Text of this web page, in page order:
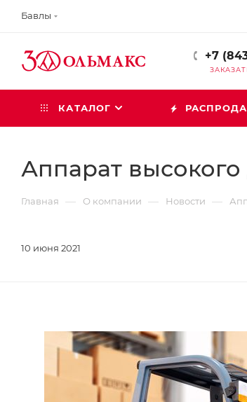
Бавлы
+7
КАТАЛОГ
Аппарат высокого
Главная — О компании — Новости —
10 июня 2021